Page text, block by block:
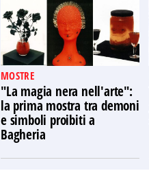
MOSTRE
"La magia nera nell'arte":
la prima mostra tra demoni
e simboli proibiti a
Bagheria